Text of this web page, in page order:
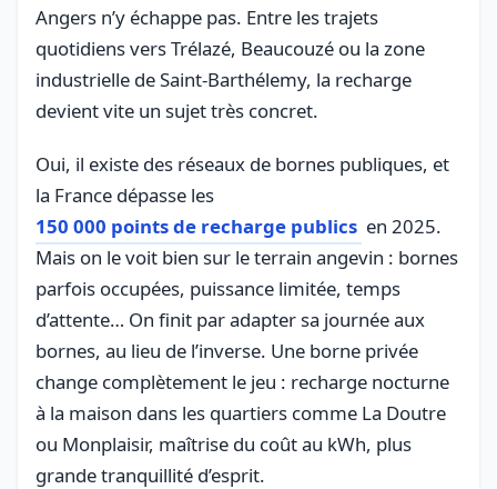
Angers n’y échappe pas. Entre les trajets
quotidiens vers Trélazé, Beaucouzé ou la zone
industrielle de Saint-Barthélemy, la recharge
devient vite un sujet très concret.
Oui, il existe des réseaux de bornes publiques, et
la France dépasse les
150 000 points de recharge publics en 2025.
Mais on le voit bien sur le terrain angevin : bornes
parfois occupées, puissance limitée, temps
d’attente… On finit par adapter sa journée aux
bornes, au lieu de l’inverse. Une borne privée
change complètement le jeu : recharge nocturne
à la maison dans les quartiers comme La Doutre
ou Monplaisir, maîtrise du coût au kWh, plus
grande tranquillité d’esprit.